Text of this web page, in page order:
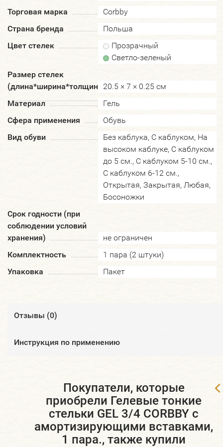
Торговая марка
Corbby
Страна бренда
Польша
Цвет стелек
Прозрачный
Светло-зеленый
Размер стелек
(длина*ширина*толщина)20.5 × 7 × 0.25 см
Материал
Гель
Сфера применения
Обувь
Вид обуви
Без каблука, С каблуком, На
высоком каблуке, С каблуком
до 5 см., С каблуком 5-10 см.,
С каблуком 6-12 см.,
Открытая, Закрытая, Любая,
Босоножки
Срок годности (при
соблюдении условий
хранения)
не ограничен
Комплектность
1 пара (2 штуки)
Упаковка
Пакет
Отзывы (0)
Инструкция по применению
Покупатели, которые
приобрели Гелевые тонкие
стельки GEL 3/4 CORBBY с
амортизирующими вставками,
1 пара., также купили